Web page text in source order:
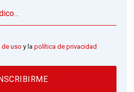
uso y lapolítica de privacidad